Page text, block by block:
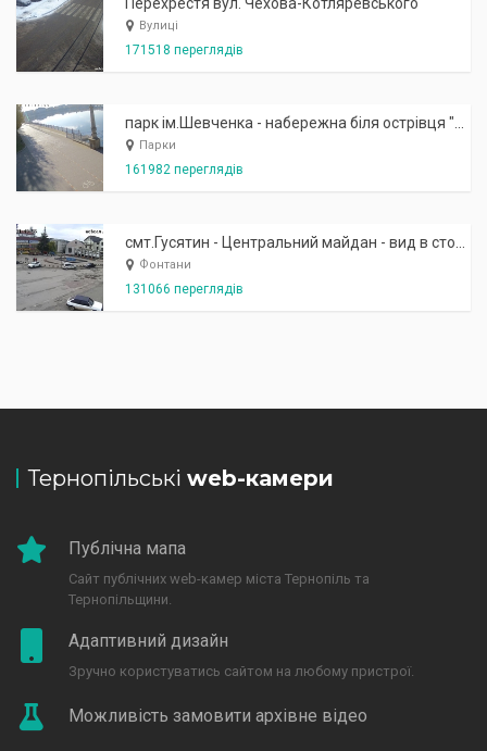
Вулиці
171518 переглядів
Парки
161982 переглядів
Фонтани
131066 переглядів
Тернопільські web-камери
Публічна мапа
Сайт публічних web-камер міста Тернопіль та
Тернопільщини.
Адаптивний дизайн
Зручно користуватись сайтом на любому пристрої.
Можливість замовити архівне відео